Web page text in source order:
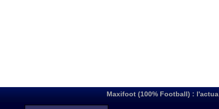
Maxifoot (100% Football) :